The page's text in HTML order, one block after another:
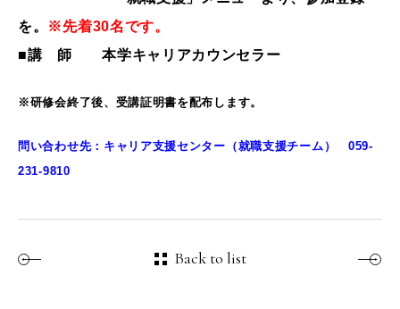
を。 ※先着30名です。
■講 師 本学キャリアカウンセラー
※研修会終了後、受講証明書を配布します。
問い合わせ先：キャリア支援センター（就職支援チーム） 059-
231-9810
Back to list